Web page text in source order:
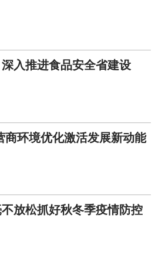
入推进食品安全省建设
商环境优化激活发展新动能
放松抓好秋冬季疫情防控